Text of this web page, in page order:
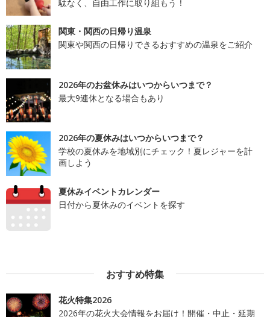
駄なく、自由工作に取り組もう！
関東・関西の日帰り温泉
関東や関西の日帰りできるおすすめの温泉をご紹介
2026年のお盆休みはいつからいつまで？
最大9連休となる場合もあり
2026年の夏休みはいつからいつまで？
学校の夏休みを地域別にチェック！夏レジャーを計
画しよう
夏休みイベントカレンダー
日付から夏休みのイベントを探す
おすすめ特集
花火特集2026
2026年の花火大会情報をお届け！開催・中止・延期